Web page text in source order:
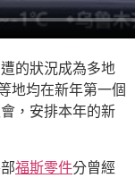
的狀況成為多地
地均在新年第一個
，安排本年的新
福斯零件分曾經